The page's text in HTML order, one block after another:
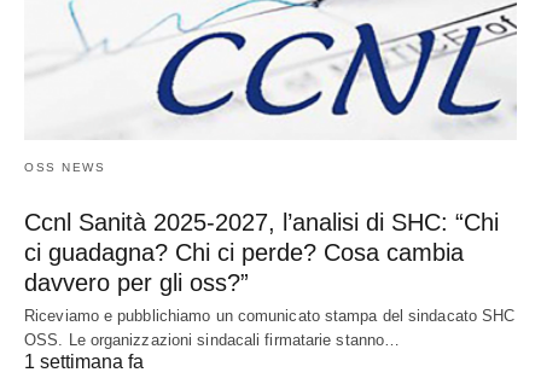
OSS NEWS
Ccnl Sanità 2025-2027, l’analisi di SHC: “Chi
ci guadagna? Chi ci perde? Cosa cambia
davvero per gli oss?”
Riceviamo e pubblichiamo un comunicato stampa del sindacato SHC
OSS. Le organizzazioni sindacali firmatarie stanno…
1 settimana fa